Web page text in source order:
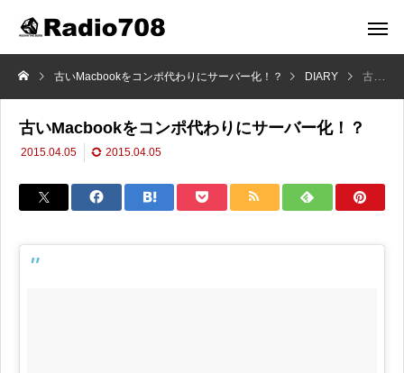
古いMacbookをコンポ代わりにサーバー化！？ DIARY 古いMacbookをコンポ代わりにサーバー化！？
古いMacbookをコンポ代わりにサーバー化！？
2015.04.05 2015.04.05